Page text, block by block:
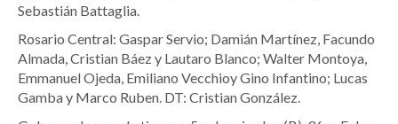
Sebastián Battaglia.
Rosario Central: Gaspar Servio; Damián Martínez, Facundo
Almada, Cristian Báez y Lautaro Blanco; Walter Montoya,
Emmanuel Ojeda, Emiliano Vecchioy Gino Infantino; Lucas
Gamba y Marco Ruben. DT: Cristian González.